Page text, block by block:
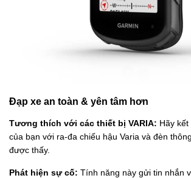
Đạp xe an toàn & yên tâm hơn
Tương thích với các thiết bị VARIA: Hãy
của bạn với ra-đa chiếu hậu Varia và đèn
được thấy.
Phát hiện sự cố: Tính năng này gửi tin nhắn